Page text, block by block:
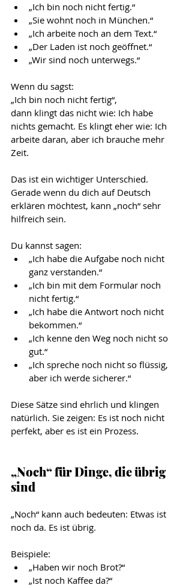
„Ich bin noch nicht fertig.“
„Sie wohnt noch in München.“
„Ich arbeite noch an dem Text.“
„Der Laden ist noch geöffnet.“
„Wir sind noch unterwegs.“
Wenn du sagst:
„Ich bin noch nicht fertig“,
dann klingt das nicht wie: Ich habe
nichts gemacht. Es klingt eher wie: Ich
arbeite daran, aber ich brauche mehr
Zeit.
Das ist ein wichtiger Unterschied.
Gerade wenn du dich auf Deutsch
erklären möchtest, kann „noch“ sehr
hilfreich sein.
Du kannst sagen:
„Ich habe die Aufgabe noch nicht
ganz verstanden.“
„Ich bin mit dem Formular noch
nicht fertig.“
„Ich habe die Antwort noch nicht
bekommen.“
„Ich kenne den Weg noch nicht so
gut.“
„Ich spreche noch nicht so flüssig,
aber ich werde sicherer.“
Diese Sätze sind ehrlich und klingen
natürlich. Sie zeigen: Es ist noch nicht
perfekt, aber es ist ein Prozess.
„Noch“ für Dinge, die übrig
sind
„Noch“ kann auch bedeuten: Etwas ist
noch da. Es ist übrig.
Beispiele:
„Haben wir noch Brot?“
„Ist noch Kaffee da?“